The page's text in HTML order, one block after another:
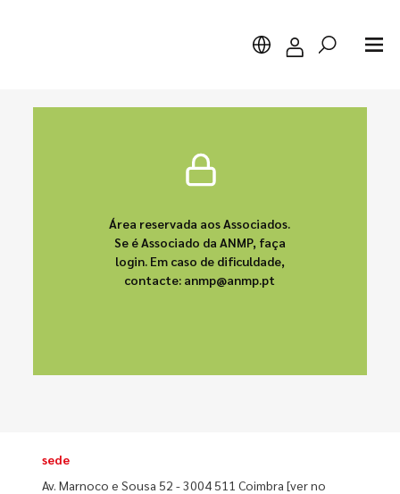
Área reservada aos Associados.
Se é Associado da ANMP, faça
login. Em caso de dificuldade,
contacte: anmp@anmp.pt
sede
Av. Marnoco e Sousa 52 - 3004 511 Coimbra[ver no